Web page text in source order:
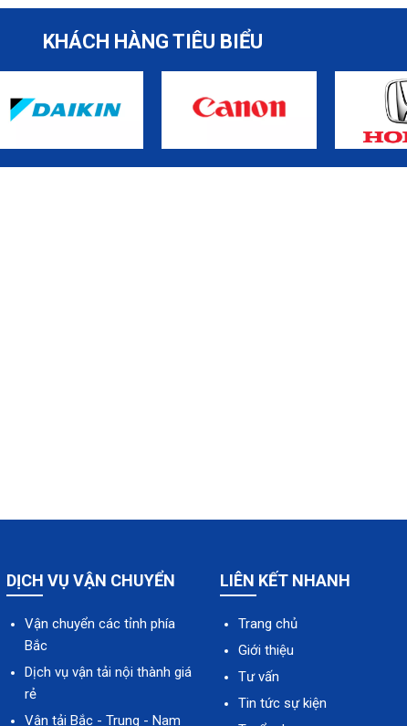
KHÁCH HÀNG TIÊU BIỂU
DỊCH VỤ VẬN CHUYỂN
Vận chuyển các tỉnh phía
Bắc
Dịch vụ vận tải nội thành giá
rẻ
Vận tải Bắc - Trung - Nam
LIÊN KẾT NHANH
Trang chủ
Giới thiệu
Tư vấn
Tin tức sự kiện